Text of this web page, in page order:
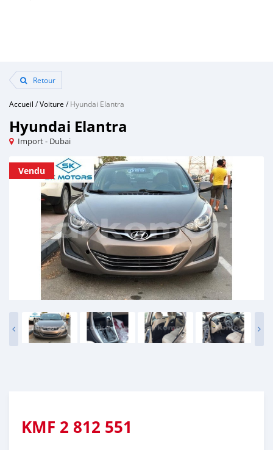
Retour
Accueil /Voiture /Hyundai Elantra
Hyundai Elantra
Import - Dubai
Vendu
Vendu
Vendu
Vendu
Vendu
Vendu
Vendu
Vendu
Vendu
Vendu
Vendu
Vendu
Vendu
KMF 2 812 551